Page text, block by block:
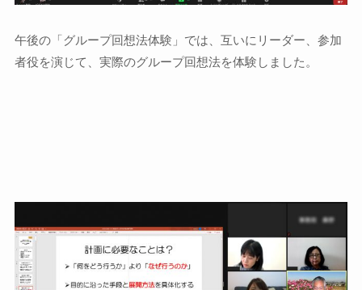
午後の「グループ回想法体験」では、互いにリーダー、参加
者役を演じて、実際のグループ回想法を体験しました。